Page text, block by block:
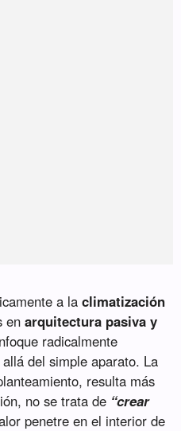
a laclimatización
enarquitectura pasiva y
radicalmente
del simple aparato. La
resulta más
no se trata de “crear
penetre en el interior de